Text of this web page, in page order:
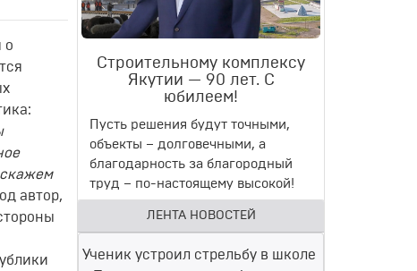
о
автор,
Строительному комплексу
Якутии — 90 лет. С
юбилеем!
Пусть решения будут точными,
объекты – долговечными, а
благодарность за благородный
труд – по-настоящему высокой!
ЛЕНТА НОВОСТЕЙ
Ученик устроил стрельбу в школе